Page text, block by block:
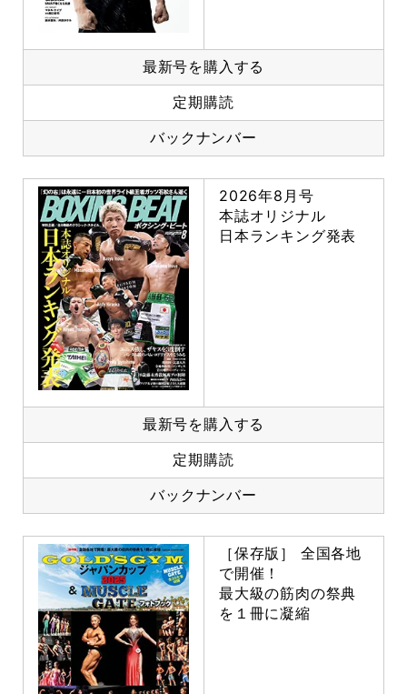
最新号を購入する
定期購読
バックナンバー
2026年8月号
本誌オリジナル
日本ランキング発表
最新号を購入する
定期購読
バックナンバー
［保存版］ 全国各地
で開催！
最大級の筋肉の祭典
を１冊に凝縮